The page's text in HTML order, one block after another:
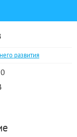
развития